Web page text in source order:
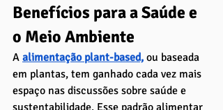
Benefícios para a Saúde e
o Meio Ambiente
A alimentação plant-based, ou baseada
em plantas, tem ganhado cada vez mais
espaço nas discussões sobre saúde e